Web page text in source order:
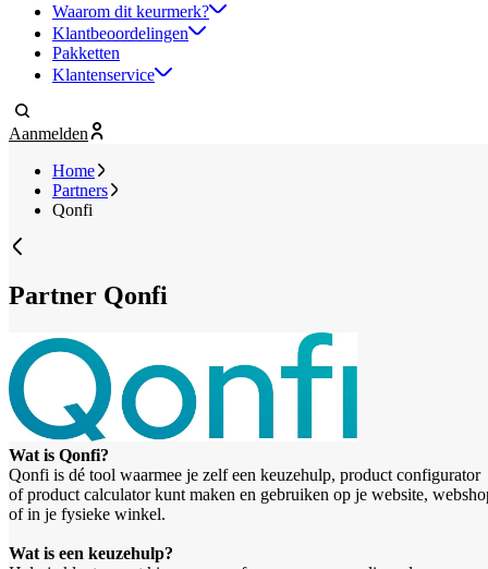
Waarom dit keurmerk?
Klantbeoordelingen
Pakketten
Klantenservice
Aanmelden
Home
Partners
Qonfi
Partner Qonfi
Wat is Qonfi?
Qonfi is dé tool waarmee je zelf een keuzehulp, product configurator
of product calculator kunt maken en gebruiken op je website,
of in je fysieke winkel.
Wat is een keuzehulp?